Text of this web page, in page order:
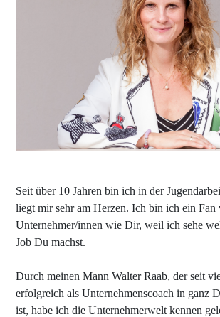
Seit über 10 Jahren bin ich in der
liegt mir sehr am Herzen. Ich bin ich ein Fan
Unternehmer/innen wie Dir, weil ich sehe
Job Du machst.
Durch meinen Mann Walter Raab, der seit
erfolgreich als Unternehmenscoach in ganz
ist, habe ich die Unternehmerwelt kennen